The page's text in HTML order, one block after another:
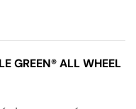
GREEN® ALL WHEEL